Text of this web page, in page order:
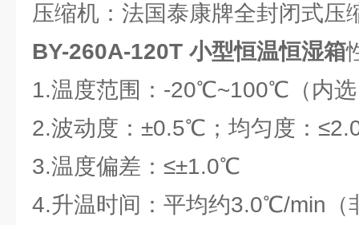
压缩机：法国泰康牌全封闭式压
BY-260A-120T 小型恒温恒湿箱
1.温度范围：-20℃~100℃（内
2.波动度：±0.5℃；均匀度：
3.温度偏差：≤±1.0℃
4.升温时间：平均约3.0℃/min（